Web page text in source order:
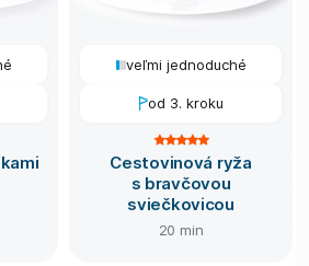
veľmi jednoduché
od 3. kroku
Cestovinová ryža
s bravčovou
sviečkovicou
20 min